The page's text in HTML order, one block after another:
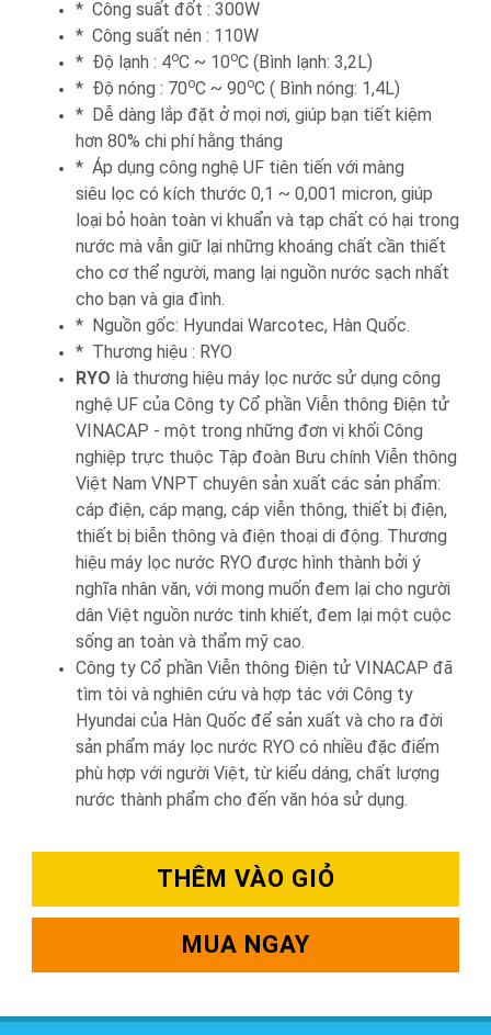
* Công suất đốt : 300W
* Công suất nén : 110W
* Độ lạnh : 4oC ~ 10oC (Bình lạnh: 3,2L)
* Độ nóng : 70oC ~ 90oC ( Bình nóng: 1,4L)
* Dễ dàng lắp đặt ở mọi nơi, giúp bạn tiết kiệm
hơn 80% chi phí hằng tháng
* Áp dụng công nghệ UF tiên tiến với màng
siêu lọc có kích thước 0,1 ~ 0,001 micron, giúp
loại bỏ hoàn toàn vi khuẩn và tạp chất có hại trong
nước mà vẫn giữ lại những khoáng chất cần thiết
cho cơ thể người, mang lại nguồn nước sạch nhất
cho bạn và gia đình.
* Nguồn gốc: Hyundai Warcotec, Hàn Quốc.
* Thương hiệu : RYO
RYO là thương hiệu máy lọc nước sử dụng công
nghệ UF của Công ty Cổ phần Viễn thông Điện tử
VINACAP - một trong những đơn vị khối Công
nghiệp trực thuộc Tập đoàn Bưu chính Viễn thông
Việt Nam VNPT chuyên sản xuất các sản phẩm:
cáp điện, cáp mạng, cáp viễn thông, thiết bị điện,
thiết bị biễn thông và điện thoại di động. Thương
hiệu máy lọc nước RYO được hình thành bởi ý
nghĩa nhân văn, với mong muốn đem lại cho người
dân Việt nguồn nước tinh khiết, đem lại một cuộc
sống an toàn và thẩm mỹ cao.
Công ty Cổ phần Viễn thông Điện tử VINACAP đã
tìm tòi và nghiên cứu và hợp tác với Công ty
Hyundai của Hàn Quốc để sản xuất và cho ra đời
sản phẩm máy lọc nước RYO có nhiều đặc điểm
phù hợp với người Việt, từ kiểu dáng, chất lượng
nước thành phẩm cho đến văn hóa sử dụng.
THÊM VÀO GIỎ
MUA NGAY